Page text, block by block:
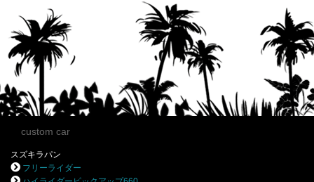
custom car
スズキラパン
フリーライダー